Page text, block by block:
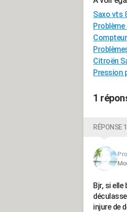
Saxo vts
Problème
Citroën
Pression
1
RÉPONSE
Bjr, si
injure de